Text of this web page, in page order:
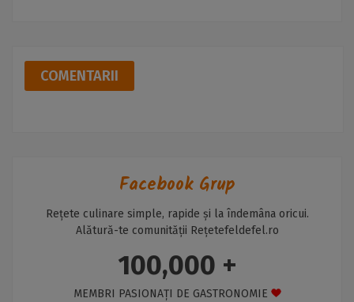
COMENTARII
Facebook Grup
Rețete culinare simple, rapide și la îndemâna oricui.
Alătură-te comunității Rețetefeldefel.ro
100,000 +
MEMBRI PASIONAȚI DE GASTRONOMIE